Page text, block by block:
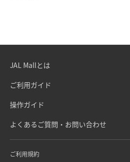
JAL Mallとは
ご利用ガイド
操作ガイド
よくあるご質問・お問い合わせ
ご利用規約